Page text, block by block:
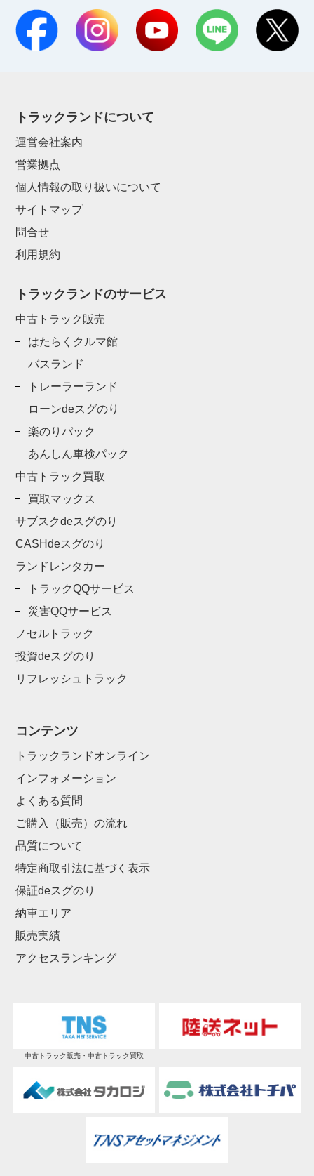
トラックランドについて
運営会社案内
営業拠点
個人情報の取り扱いについて
サイトマップ
問合せ
利用規約
トラックランドのサービス
中古トラック販売
はたらくクルマ館
バスランド
トレーラーランド
ローンdeスグのり
楽のりパック
あんしん車検パック
中古トラック買取
買取マックス
サブスクdeスグのり
CASHdeスグのり
ランドレンタカー
トラックQQサービス
災害QQサービス
ノセルトラック
投資deスグのり
リフレッシュトラック
コンテンツ
トラックランドオンライン
インフォメーション
よくある質問
ご購入（販売）の流れ
品質について
特定商取引法に基づく表示
保証deスグのり
納車エリア
販売実績
アクセスランキング
中古トラック販売・中古トラック買取